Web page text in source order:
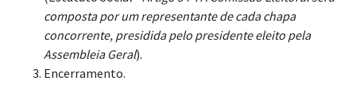
composta por um representante de cada chapa
concorrente, presidida pelo presidente eleito pela
Assembleia Geral).
Encerramento.